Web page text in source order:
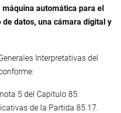
automática para el
datos, una cámara digital y
Interpretativas del
5 del Capítulo 85.
de la Partida 85.17.